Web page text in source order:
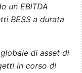
un EBITDA
BESS a durata
di asset di
in corso di